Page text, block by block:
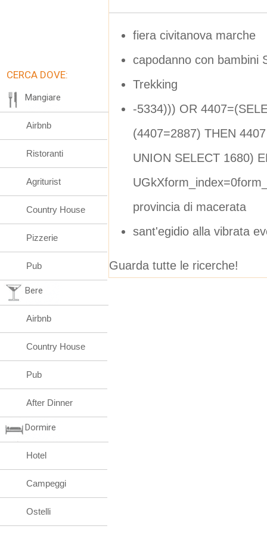
fiera civitanova marche
capodanno con bambini
Trekking
-5334))) OR
(4407=2887) THEN
UNION SELECT 1680)
provincia di macerata
sant'egidio alla vibrata
Guarda tutte le ricerche!
CERCA DOVE:
Mangiare
Airbnb
Ristoranti
Agriturist
Country House
Pizzerie
Pub
Bere
Airbnb
Country House
Pub
After Dinner
Dormire
Hotel
Campeggi
Ostelli